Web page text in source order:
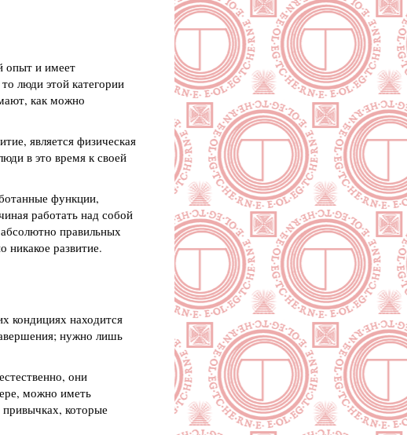
опыт и имеет
люди этой категории
как можно
является физическая
в это время к своей
функции,
работать над собой
правильных
никакое развитие.
кондициях находится
нужно лишь
они
можно иметь
которые